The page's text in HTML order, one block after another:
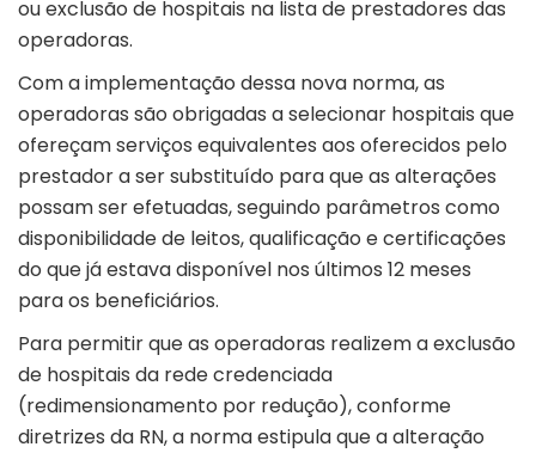
ou exclusão de hospitais na lista de prestadores das
operadoras.
Com a implementação dessa nova norma, as
operadoras são obrigadas a selecionar hospitais que
ofereçam serviços equivalentes aos oferecidos pelo
prestador a ser substituído para que as alterações
possam ser efetuadas, seguindo parâmetros como
disponibilidade de leitos, qualificação e certificações
do que já estava disponível nos últimos 12 meses
para os beneficiários.
Para permitir que as operadoras realizem a exclusão
de hospitais da rede credenciada
(redimensionamento por redução), conforme
diretrizes da RN, a norma estipula que a alteração